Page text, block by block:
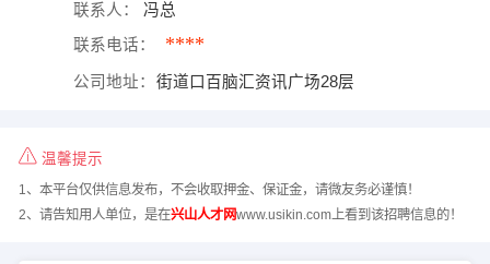
联系人： 冯总
联系电话： ****
公司地址： 街道口百脑汇资讯广场28层
温馨提示
1、本平台仅供信息发布，不会收取押金、保证金，请微友务必谨慎！
2、请告知用人单位，是在兴山人才网www.usikin.com上看到该招聘信息的！